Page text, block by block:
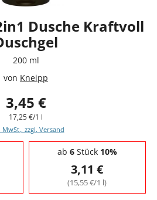
Dusche Kraftvoll
200 ml
von Kneipp
3,45 €
17,25 €/1 l
MwSt., zzgl. Versand
ab 6Stück 10%
3,11 €
(15,55 €/1 l)